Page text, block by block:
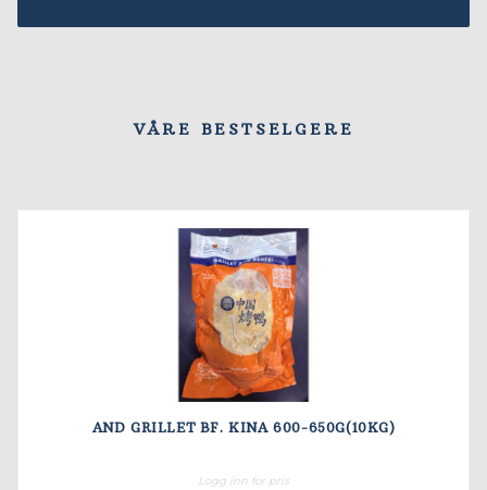
VÅRE BESTSELGERE
AND GRILLET BF. KINA 600-650G(10KG)
Logg inn for pris